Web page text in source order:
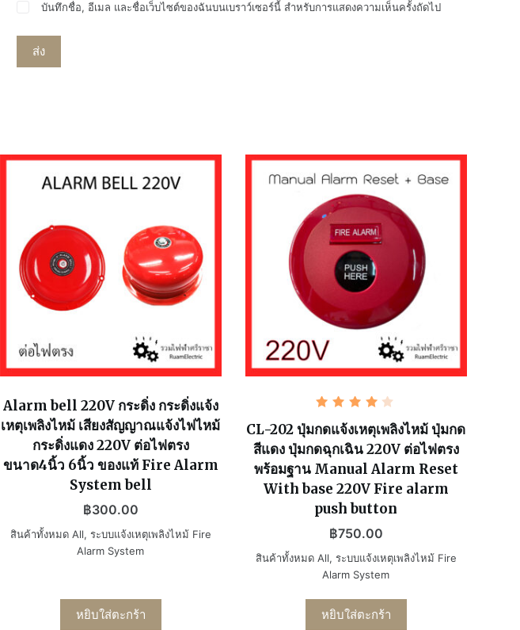
บันทึกชื่อ, อีเมล และชื่อเว็บไซต์ของฉันบนเบราว์เซอร์นี้ สำหรับการแสดงความเห็นครั้งถัดไป
ส่ง
Alarm bell 220V กระดิ่ง กระดิ่งแจ้ง
เหตุเพลิงไหม้ เสียงสัญญาณแจ้งไฟไหม้
กระดิ่งแดง 220V ต่อไฟตรง
ขนาด4นิ้ว 6นิ้ว ของแท้ Fire Alarm
System bell
฿300.00
สินค้าทั้งหมด All, ระบบแจ้งเหตุเพลิงไหม้ Fire
Alarm System
หยิบใส่ตะกร้า
คะแนน
4.00
ตั้งแต่
1-5
คะแนน
CL-202 ปุ่มกดแจ้งเหตุเพลิงไหม้ ปุ่มกด
สีแดง ปุ่มกดฉุกเฉิน 220V ต่อไฟตรง
พร้อมฐาน Manual Alarm Reset
With base 220V Fire alarm
push button
฿750.00
สินค้าทั้งหมด All, ระบบแจ้งเหตุเพลิงไหม้ Fire
Alarm System
หยิบใส่ตะกร้า